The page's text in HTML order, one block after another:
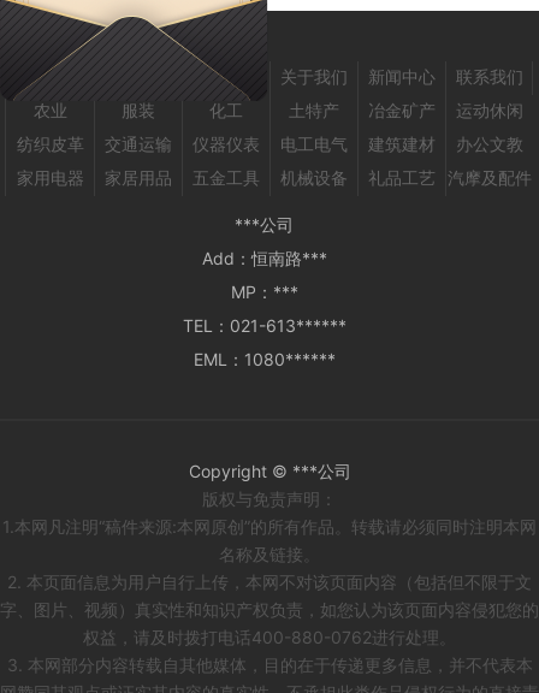
首页 产品中心 企业商机 关于我们 新闻中心
联系我们
农业
服装 化工 土特产 冶金矿产
运动休闲
纺织皮革
交通运输 仪器仪表 电工电气 建筑建材
办公文教
家用电器
家居用品 五金工具 机械设备 礼品工艺 汽摩及配件
***公司
Add：恒南路***
MP： ***
TEL： 021-613******
EML： 1080******
Copyright © ***公司
版权与免责声明：
1.本网凡注明“稿件来源:本网原创”的所有作品。转载请必须同时注明本网
名称及链接。
2. 本页面信息为用户自行上传，本网不对该页面内容（包括但不限于文
字、图片、视频）真实性和知识产权负责，如您认为该页面内容侵犯您的
权益，请及时拨打电话400-880-0762进行处理。
3. 本网部分内容转载自其他媒体，目的在于传递更多信息，并不代表本